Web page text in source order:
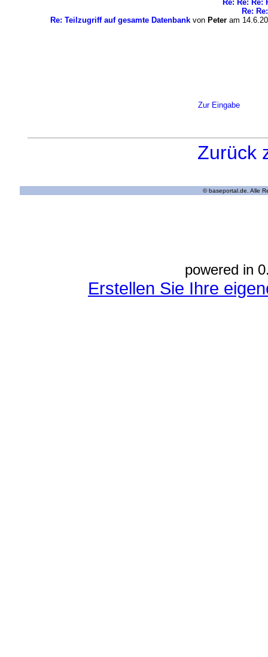
Re: Re: Re:
Re:
Re: Teilzugriff auf gesamte Datenbank von Peter am
Zur Eingabe
Zurück
© baseportal.de. Alle
powered in
Erstellen Sie Ihre